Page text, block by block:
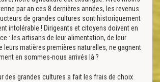
par an ces 8 dernières années, les revenus
de grandes cultures sont historiquement
intolérable ! Dirigeants et citoyens doivent en
: les artisans de leur alimentation, de leur
leurs matières premières naturelles, ne gagnent
en sommes-nous arrivés là ?
des grandes cultures a fait les frais de choix